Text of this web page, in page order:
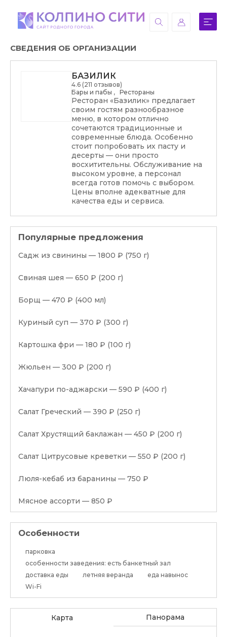
СВЕДЕНИЯ ОБ ОРГАНИЗАЦИИ
БАЗИЛИК
4.6 (211 отзывов)
Бары и пабы , Рестораны
Ресторан «Базилик» предлагает
своим гостям разнообразное
меню, в котором отлично
сочетаются традиционные и
современные блюда. Особенно
стоит попробовать их пасту и
десерты — они просто
восхитительны. Обслуживание на
высоком уровне, а персонал
всегда готов помочь с выбором.
Цены вполне адекватные для
качества еды и сервиса.
Популярные предложения
Садж из свинины — 1800 ₽ (750 г)
Свиная шея — 650 ₽ (200 г)
Борщ — 470 ₽ (400 мл)
Куриный суп — 370 ₽ (300 г)
Картошка фри — 180 ₽ (100 г)
Жюльен — 300 ₽ (200 г)
Хачапури по-аджарски — 590 ₽ (400 г)
Салат Греческий — 390 ₽ (250 г)
Салат Хрустящий баклажан — 450 ₽ (200 г)
Салат Цитрусовые креветки — 550 ₽ (200 г)
Люля-кебаб из баранины — 750 ₽
Мясное ассорти — 850 ₽
Особенности
парковка
особенности заведения: есть банкетный зал
доставка еды
летняя веранда
еда навынос
Wi-Fi
Карта Панорама